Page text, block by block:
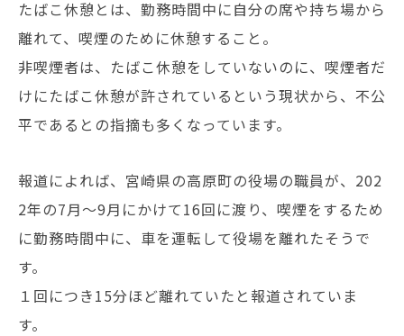
たばこ休憩とは、勤務時間中に自分の席や持ち場から
離れて、喫煙のために休憩すること。
非喫煙者は、たばこ休憩をしていないのに、喫煙者だ
けにたばこ休憩が許されているという現状から、不公
平であるとの指摘も多くなっています。
報道によれば、宮崎県の高原町の役場の職員が、202
2年の7月～9月にかけて16回に渡り、喫煙をするため
に勤務時間中に、車を運転して役場を離れたそうで
す。
１回につき15分ほど離れていたと報道されていま
す。